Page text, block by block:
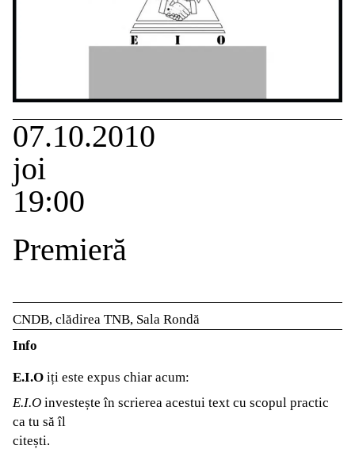
07.10.2010
joi
19:00
Premieră
CNDB, clădirea TNB, Sala Rondă
Info
E.I.O iți este expus chiar acum:
E.I.O investește în scrierea acestui text cu scopul practic
ca tu să îl
citești.